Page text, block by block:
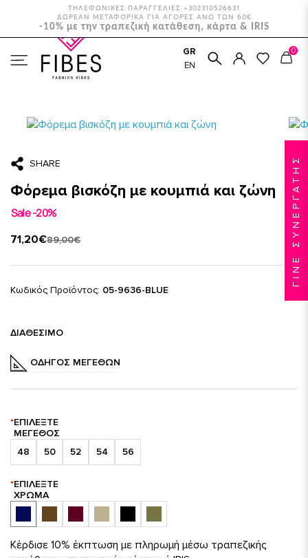
ΓΙΝΕ ΣΥΝΕΡΓΑΤΗΣ
ΤΗΛΕΦΩΝΙΚΕΣ ΠΑΡΑΓΓΕΛΙΕΣ +302310526631
ΔΩΡΕΑΝ ΜΕΤΑΦΟΡΙΚΑ ΓΙΑ ΑΓΟΡΕΣ ΑΝΩ ΤΩΝ 60€
-10% με την τραπεζική κατάθεση, κάρτα & IRIS
GR
EN
0
ΑΡΧΙΚΉ ΡΟΎΧΑ
ΦΌΡΕΜΑ ΒΙΣΚΌΖΗ ΜΕ ΚΟΥΜΠΙΆ ΚΑΙ ΖΏΝΗ
SHARE
Φόρεμα βισκόζη με κουμπιά και ζώνη
Sale -20%
89,00€
71,20€
Κωδικός Προϊόντος: 05-9636-BLUE
ΔΙΑΘΈΣΙΜΟ
ΟΔΗΓΌΣ ΜΕΓΕΘΏΝ
ΕΠΙΛΈΞΤΕ
ΜΈΓΕΘΟΣ
48
50 52 54 56
ΕΠΙΛΈΞΤΕ
ΧΡΏΜΑ
Κέρδισε 10% έκπτωση με πληρωμή μέσω τραπεζικής